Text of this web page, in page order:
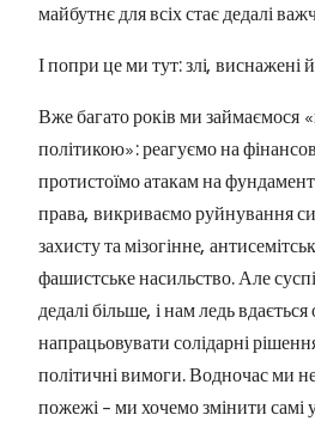
майбутнє для всіх стає дедалі
І попри це ми тут: злі, виснажені
Вже багато років ми
політикою»: реагуємо на
протистоїмо атакам на
права, викриваємо руйнування
захисту та мізогінне,
фашистське насильство. Але
дедалі більше, і нам ледь вдається
напрацьовувати солідарні
політичні вимоги. Водночас ми
пожежі – ми хочемо змінити